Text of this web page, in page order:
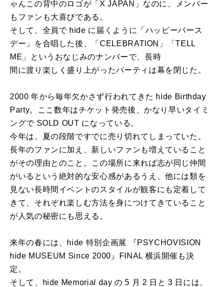
ゃんこの背中のロゴが「X JAPAN」なのに、メンバー
もファンも大喜びである。
そして、全員で hide に届くように「ハッピーバース
デー」を合唱した後、「CELEBRATION」「TELL
ME」というおなじみのナンバーで、長時
間に渡り楽しく盛り上がったパーティは幕を閉じた。
2000 年から毎年欠かさず行われてきた hide Birthday
Party。ここ数年はチケット発売後、かなり早いタイミ
ングで SOLD OUT になっている。
今年は、夏の段階ですでに売り切れてしまっていた。
長年のファンに加え、新しいファンも増えていること
がその理由とのこと。この場所に来れば志が同じ仲間
がいるという絶対的な安心感があるうえ、他には類を
見ない長時間イベントのスタイルが観客にも定着して
きて、それぞれ楽しむ方法を身につけてきていること
が人気の秘密にも思える。
来年の春には、hide 特別企画展 『PSYCHOVISION
hide MUSEUM Since 2000』FINAL 横浜開催も決
定。
そして、hide Memorial day の 5 月 2 日と 3 日には、